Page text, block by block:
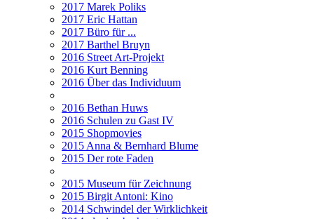
2017 Marek Poliks
2017 Eric Hattan
2017 Büro für ...
2017 Barthel Bruyn
2016 Street Art-Projekt
2016 Kurt Benning
2016 Über das Individuum
2016 Bethan Huws
2016 Schulen zu Gast IV
2015 Shopmovies
2015 Anna & Bernhard Blume
2015 Der rote Faden
2015 Museum für Zeichnung
2015 Birgit Antoni: Kino
2014 Schwindel der Wirklichkeit